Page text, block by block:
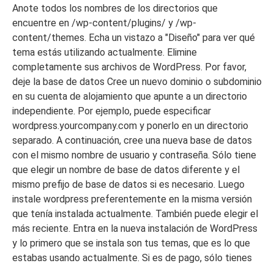
Anote todos los nombres de los directorios que
encuentre en /wp-content/plugins/ y /wp-
content/themes. Echa un vistazo a "Diseño" para ver qué
tema estás utilizando actualmente. Elimine
completamente sus archivos de WordPress. Por favor,
deje la base de datos Cree un nuevo dominio o subdominio
en su cuenta de alojamiento que apunte a un directorio
independiente. Por ejemplo, puede especificar
wordpress.yourcompany.com y ponerlo en un directorio
separado. A continuación, cree una nueva base de datos
con el mismo nombre de usuario y contraseña. Sólo tiene
que elegir un nombre de base de datos diferente y el
mismo prefijo de base de datos si es necesario. Luego
instale wordpress preferentemente en la misma versión
que tenía instalada actualmente. También puede elegir el
más reciente. Entra en la nueva instalación de WordPress
y lo primero que se instala son tus temas, que es lo que
estabas usando actualmente. Si es de pago, sólo tienes